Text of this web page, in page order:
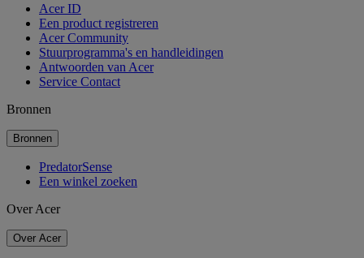
Acer ID
Een product registreren
Acer Community
Stuurprogramma's en handleidingen
Antwoorden van Acer
Service Contact
Bronnen
Bronnen
PredatorSense
Een winkel zoeken
Over Acer
Over Acer